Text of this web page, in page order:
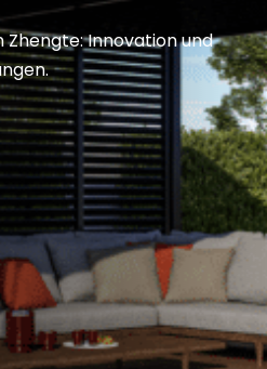
Innovation und